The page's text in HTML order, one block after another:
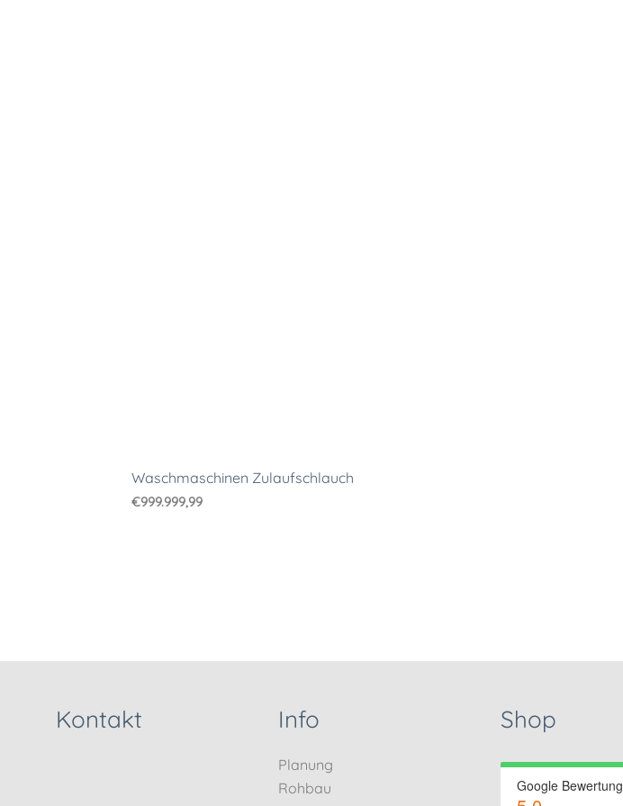
Waschmaschinen Zulaufschlauch
€999.999,99
Kontakt Info
Planung
Rohbau
Shop
Google Bewertung